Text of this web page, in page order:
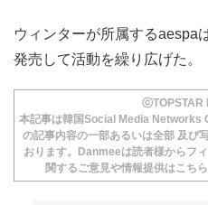
ウィンターが所属するaespa
発売して活動を繰り広げた。
ⓒTOPSTAR
本記事は韓国Social Media Networks
の記事内容の一部あるいは全部 及び
おります。Danmeeは読者様からフ
関するご意見や情報提供はこち